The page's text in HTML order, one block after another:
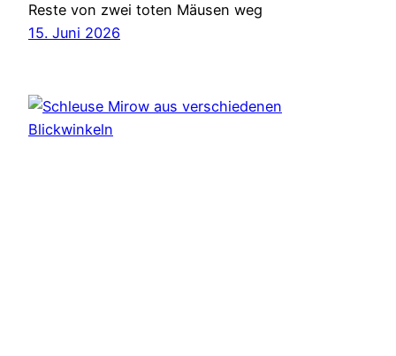
Reste von zwei toten Mäusen weg
15. Juni 2026